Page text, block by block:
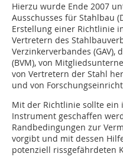
Hierzu wurde Ende 2007
Ausschusses für Stahlbau
Erstellung einer Richtlinie
Vertretern des
Verzinkerverbandes (GAV),
(BVM), von
von Vertretern der Stahl
und von
Mit der Richtlinie sollte ein
Instrument geschaffen
Randbedingungen zur
vorgibt und mit dessen
potenziell rissgefährdeten